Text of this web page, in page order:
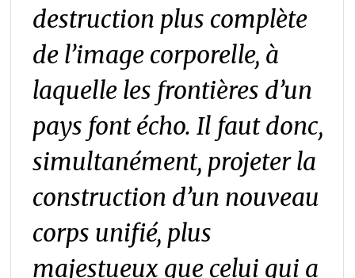
destruction plus complète
de l’image corporelle, à
laquelle les frontières d’un
pays font écho. Il faut donc,
simultanément, projeter la
construction d’un nouveau
corps unifié, plus
majestueux que celui qui a